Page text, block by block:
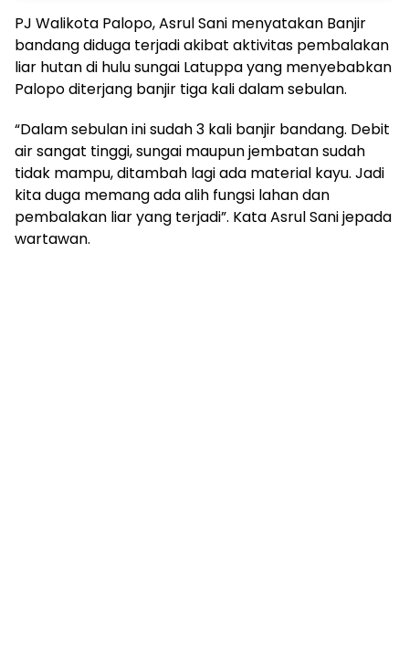
PJ Walikota Palopo, Asrul Sani menyatakan Banjir
bandang diduga terjadi akibat aktivitas pembalakan
liar hutan di hulu sungai Latuppa yang menyebabkan
Palopo diterjang banjir tiga kali dalam sebulan.
“Dalam sebulan ini sudah 3 kali banjir bandang. Debit
air sangat tinggi, sungai maupun jembatan sudah
tidak mampu, ditambah lagi ada material kayu. Jadi
kita duga memang ada alih fungsi lahan dan
pembalakan liar yang terjadi”. Kata Asrul Sani jepada
wartawan.